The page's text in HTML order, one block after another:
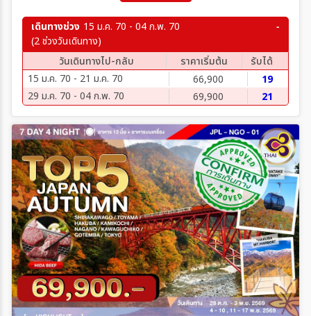
เดินทางช่วง 15 ม.ค. 70 - 04 ก.พ. 70
(2 ช่วงวันเดินทาง)
วันเดินทางไป-กลับ
ราคาเริ่มต้น
รับได้
15 ม.ค. 70 - 21 ม.ค. 70
66,900
19
29 ม.ค. 70 - 04 ก.พ. 70
69,900 21